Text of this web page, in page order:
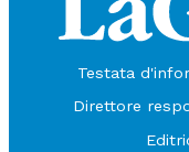
Testata
Direttore